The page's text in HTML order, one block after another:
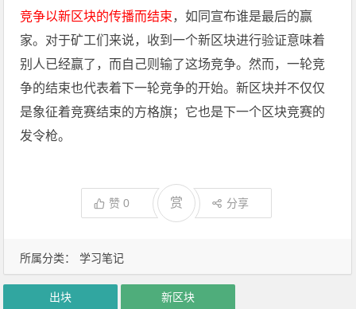
所属分类： 学习笔记
竞争以新区块的传播而结束，如同宣布谁是最后的赢
家。对于矿工们来说，收到一个新区块进行验证意味着
别人已经赢了，而自己则输了这场竞争。然而，一轮竞
争的结束也代表着下一轮竞争的开始。新区块并不仅仅
是象征着竞赛结束的方格旗；它也是下一个区块竞赛的
发令枪。
赞0 赏 分享
出块 新区块